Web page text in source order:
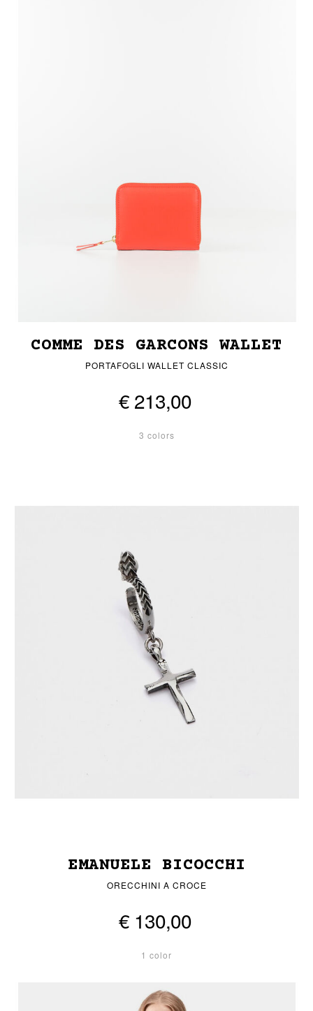
COMME DES GARCONS WALLET
PORTAFOGLI WALLET CLASSIC
€ 213,00
3 colors
EMANUELE BICOCCHI
ORECCHINI A CROCE
€ 130,00
1 color